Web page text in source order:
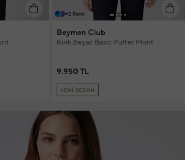
+2 Renk
Beymen Club
Kırık Beyaz Basic Puffer Mont
9.950 TL
YENİ SEZON